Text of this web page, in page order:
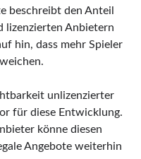
beschreibt den Anteil
lizenzierten Anbietern
hin, dass mehr Spieler
unlizenzierter
für diese Entwicklung.
könne diesen
Angebote weiterhin